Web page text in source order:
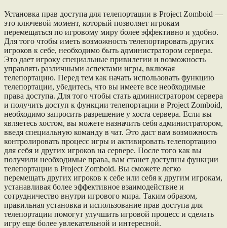
Установка прав доступа для телепортации в Project Zomboid —
это ключевой момент, который позволяет игрокам
перемещаться по игровому миру более эффективно и удобно.
Для того чтобы иметь возможность телепортировать других
игроков к себе, необходимо быть администратором сервера.
Это дает игроку специальные привилегии и возможность
управлять различными аспектами игры, включая
телепортацию. Перед тем как начать использовать функцию
телепортации, убедитесь, что вы имеете все необходимые
права доступа. Для того чтобы стать администратором сервера
и получить доступ к функции телепортации в Project Zomboid,
необходимо запросить разрешение у хоста сервера. Если вы
являетесь хостом, вы можете назначить себя администратором,
введя специальную команду в чат. Это даст вам возможность
контролировать процесс игры и активировать телепортацию
для себя и других игроков на сервере. После того как вы
получили необходимые права, вам станет доступны функции
телепортации в Project Zomboid. Вы сможете легко
перемещать других игроков к себе или себя к другим игрокам,
устанавливая более эффективное взаимодействие и
сотрудничество внутри игрового мира. Таким образом,
правильная установка и использование прав доступа для
телепортации помогут улучшить игровой процесс и сделать
игру еще более увлекательной и интересной.